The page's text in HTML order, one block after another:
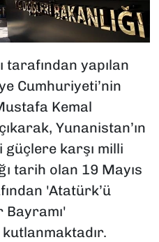
tarafından yapılan
Cumhuriyeti’nin
Kemal
Yunanistan’ın
karşı milli
tarih olan 19 Mayıs
'Atatürk’ü
Bayramı'